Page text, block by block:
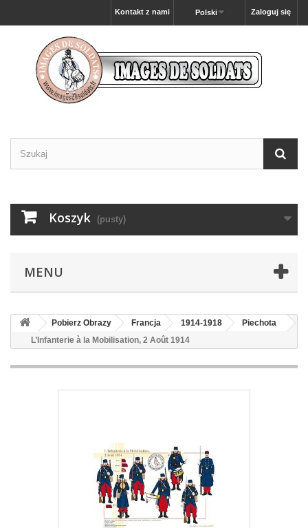
Zaloguj się
Polski
Kontakt z nami
Koszyk (pusty)
MENU
Pobierz Obrazy Francja 1914-1918
Piechota
L’Infanterie à la Mobilisation, 2 Août 1914